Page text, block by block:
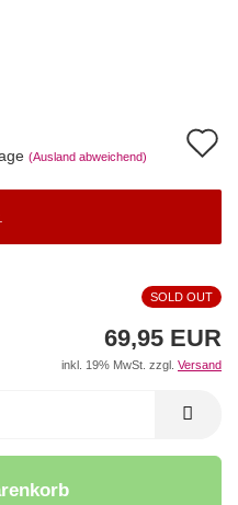
(Ausland abweichend)
SOLD OUT
69,95 EUR
inkl. 19% MwSt. zzgl. Versand